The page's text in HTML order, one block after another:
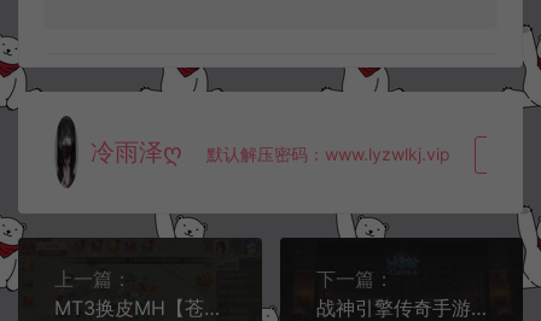
冷雨泽ღ 默认解压密码：www.lyzwlkj.vip
上一篇：
MT3换皮MH【苍穹西游】6月最新整理Linux手工服务端+GM管理后台+GM授权后台+安卓+详细搭建教程
下一篇：
战神引擎传奇手游【1.80火龙大陆加强版白猪3.0】6月最新整理Win一键服务端+GM充值后台+安卓苹果双端+详细搭建教程